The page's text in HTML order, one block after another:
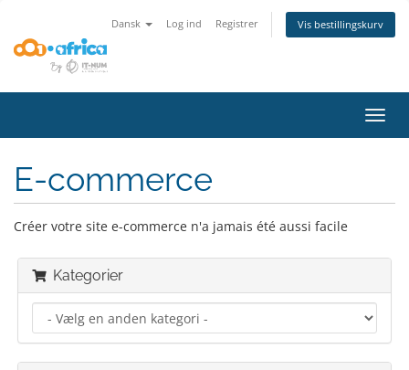
Dansk Log ind Registrer Vis bestillingskurv
Skift
E-commerce
Créer votre site e-commerce n'a jamais été aussi facile
Kategorier